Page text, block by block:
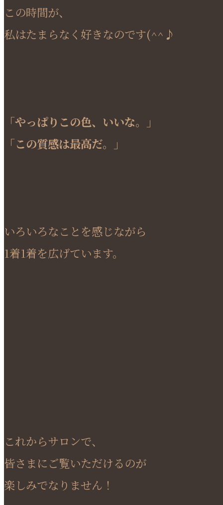
この時間が、
私はたまらなく好きなのです(^^♪
「やっぱりこの色、いいな。」
「この質感は最高だ。」
いろいろなことを感じながら
1着1着を広げています。
これからサロンで、
皆さまにご覧いただけるのが
楽しみでなりません！